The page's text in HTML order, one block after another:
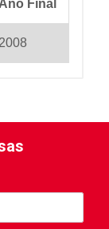
Ano Final
2008